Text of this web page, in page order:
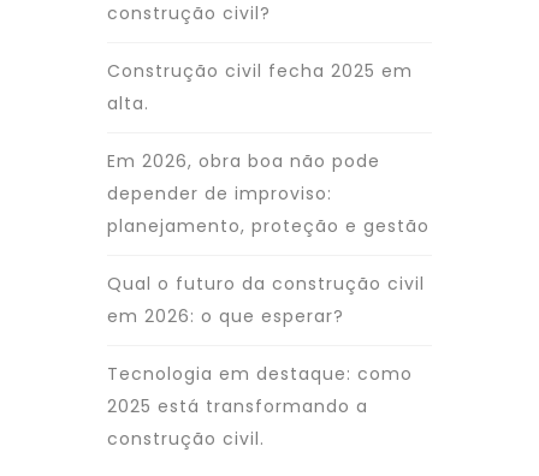
construção civil?
Construção civil fecha 2025 em
alta.
Em 2026, obra boa não pode
depender de improviso:
planejamento, proteção e gestão
Qual o futuro da construção civil
em 2026: o que esperar?
Tecnologia em destaque: como
2025 está transformando a
construção civil.